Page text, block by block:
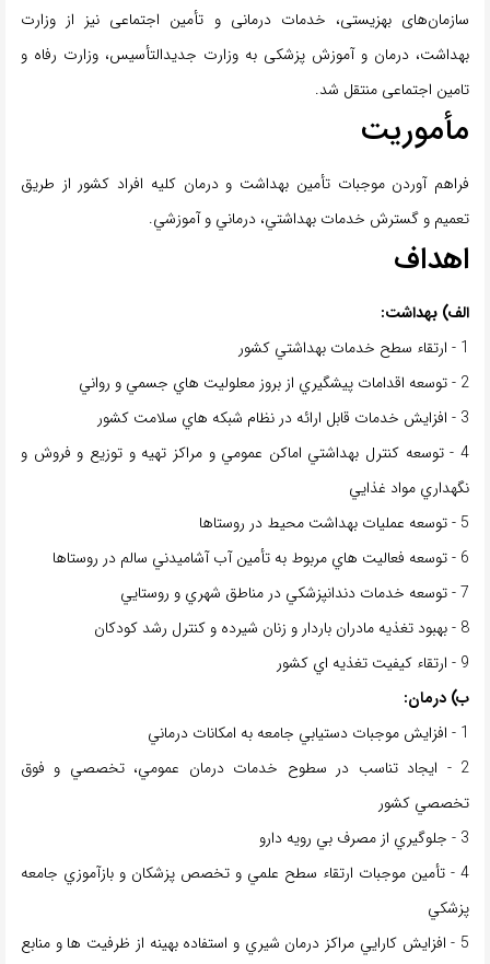
سازمان‌های بهزیستی، خدمات درمانی و تأمین اجتماعی نیز از وزارت
بهداشت، درمان و آموزش پزشکی به وزارت جدیدالتأسیس، وزارت رفاه و
تامین اجتماعی منتقل شد.
مأموریت
فراهم آوردن موجبات تأمین بهداشت و درمان كليه افراد كشور از طريق
تعميم و گسترش خدمات بهداشتي، درماني و آموزشي.
اهداف
الف) بهداشت:
1 - ارتقاء سطح خدمات بهداشتي كشور
2 - توسعه اقدامات پيشگيري از بروز معلوليت هاي جسمي و رواني
3 - افزايش خدمات قابل ارائه در نظام شبكه هاي سلامت كشور
4 - توسعه كنترل بهداشتي اماكن عمومي و مراكز تهيه و توزيع و فروش و
نگهداري مواد غذايي
5 - توسعه عمليات بهداشت محيط در روستاها
6 - توسعه فعاليت هاي مربوط به تأمین آب آشاميدني سالم در روستاها
7 - توسعه خدمات دندانپزشكي در مناطق شهري و روستايي
8 - بهبود تغذيه مادران باردار و زنان شيرده و كنترل رشد كودكان
9 - ارتقاء كيفيت تغذيه اي كشور
ب) درمان:
1 - افزايش موجبات دستيابي جامعه به امكانات درماني
2 - ايجاد تناسب در سطوح خدمات درمان عمومي، تخصصي و فوق
تخصصي كشور
3 - جلوگيري از مصرف بي رويه دارو
4 - تأمین موجبات ارتقاء سطح علمي و تخصص پزشكان و بازآموزي جامعه
پزشكي
5 - افزايش كارايي مراكز درمان شيري و استفاده بهينه از ظرفيت ها و منابع